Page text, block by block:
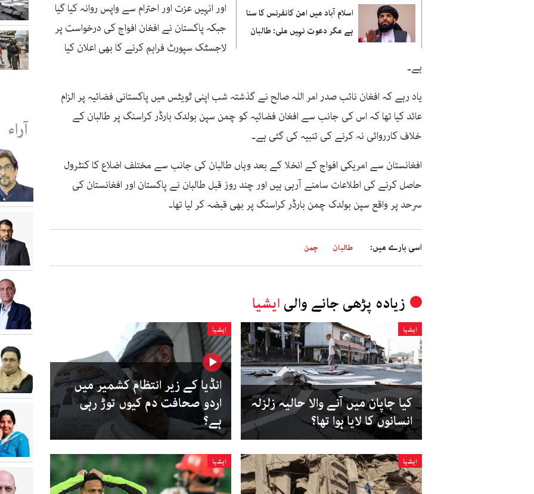
اسلام آباد میں امن کانفرنس کا سنا
ہے مگر دعوت نہیں ملی: طالبان
اور انہیں عزت اور احترام سے واپس روانہ کیا گیا
جبکہ پاکستان نے افغان افواج کی درخواست پر
لاجسٹک سپورٹ فراہم کرنے کا بھی اعلان کیا
ہے۔
یاد رہے کہ افغان نائب صدر امر اللہ صالح نے گذشتہ شب اپنی ٹویٹس میں پاکستانی فضائیہ پر الزام
عائد کیا تھا کہ اس کی جانب سے افغان فضائیہ کو چمن سپن بولدک بارڈر کراسنگ پر طالبان کے
خلاف کارروائی نہ کرنے کی تنبیہ کی گئی ہے۔
افغانستان سے امریکی افواج کے انخلا کے بعد وہاں طالبان کی جانب سے مختلف اضلاع کا کنٹرول
حاصل کرنے کی اطلاعات سامنے آرہی ہیں اور چند روز قبل طالبان نے پاکستان اور افغانستان کی
سرحد پر واقع سپن بولدک چمن بارڈر کراسنگ پر بھی قبضہ کر لیا تھا۔
اسی بارے میں: طالبان چمن
زیادہ پڑھی جانے والی ایشیا
ایشیا
کیا جاپان میں آنے والا حالیہ زلزلہ
انسانوں کا لایا ہوا تھا؟
ایشیا
انڈیا کے زیر انتظام کشمیر میں
اردو صحافت دم کیوں توڑ رہی
ہے؟
ایشیا ایشیا
آراء